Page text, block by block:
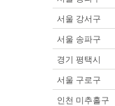
서울 강서구
서울 송파구
경기 평택시
서울 구로구
인천 미추홀구